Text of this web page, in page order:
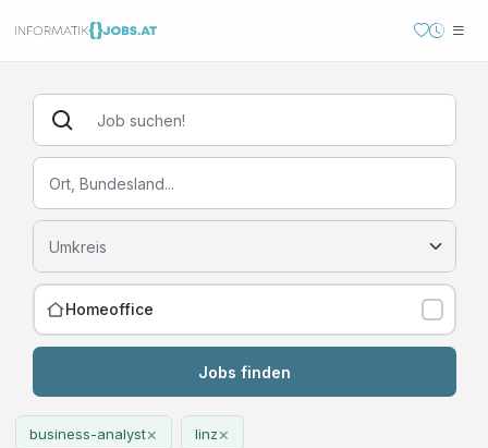
Homeoffice
Jobs finden
business-analyst× linz×